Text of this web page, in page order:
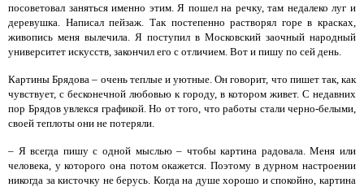
посоветовал заняться именно этим. Я пошел на речку, там недалеко луг и
деревушка. Написал пейзаж. Так постепенно растворял горе в красках,
живопись меня вылечила. Я поступил в Московский заочный народный
университет искусств, закончил его с отличием. Вот и пишу по сей день.
Картины Брядова – очень теплые и уютные. Он говорит, что пишет так, как
чувствует, с бесконечной любовью к городу, в котором живет. С недавних
пор Брядов увлекся графикой. Но от того, что работы стали черно-белыми,
своей теплоты они не потеряли.
– Я всегда пишу с одной мыслью – чтобы картина радовала. Меня или
человека, у которого она потом окажется. Поэтому в дурном настроении
никогда за кисточку не берусь. Когда на душе хорошо и спокойно, картина